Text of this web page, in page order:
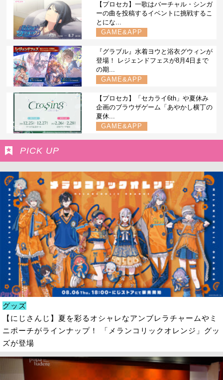
【プロセカ】一歌はバーチャル・シンガ
ーの曲を投稿するイベントに挑戦するこ
とにな...
GAME&APP
『グラブル』水着ヨウと浴衣グウィンが
登場！ レジェンドフェスが8月4日まで
の期...
GAME&APP
【プロセカ】「セカライ6th」や夏休み
企画のブラウザゲーム「あやかし横丁の
夏休...
GAME&APP
PICK UP
グッズ
【にじさんじ】夏を彩るオシャレなアンブレラチャームやミ
ニポーチがラインナップ！ 「メランコリックオレンジ」グッ
ズが登場